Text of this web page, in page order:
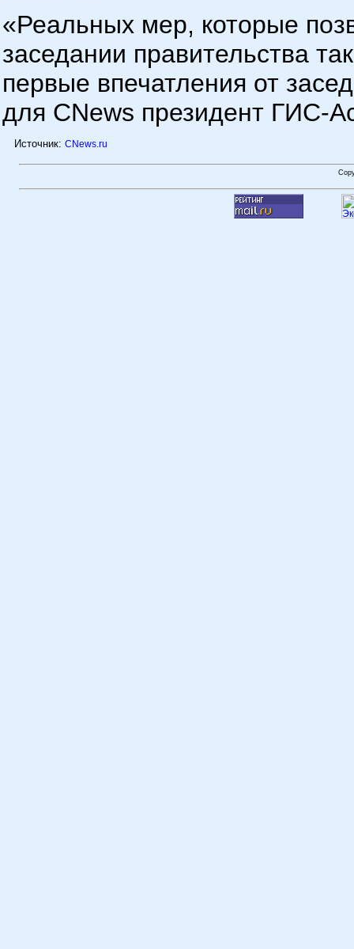
«Реальных мер, которые
заседании правительства
первые впечатления от
для CNews президент ГИС-
Источник: CNews.ru